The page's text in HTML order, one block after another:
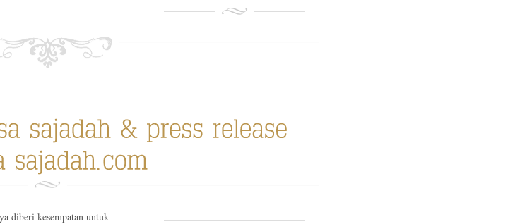
diberi kesempatan untuk